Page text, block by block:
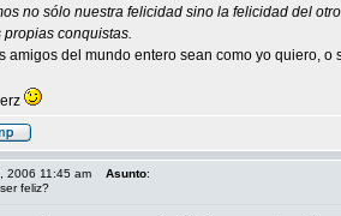
no sólo nuestra felicidad sino la felicidad del
conquistas.
amigos del mundo entero sean como yo quiero,
2006 11:45 am Asunto:
feliz?